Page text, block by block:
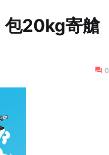
包20kg寄艙
0